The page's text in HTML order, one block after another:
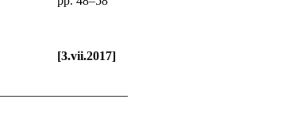
[3.vii.2017]